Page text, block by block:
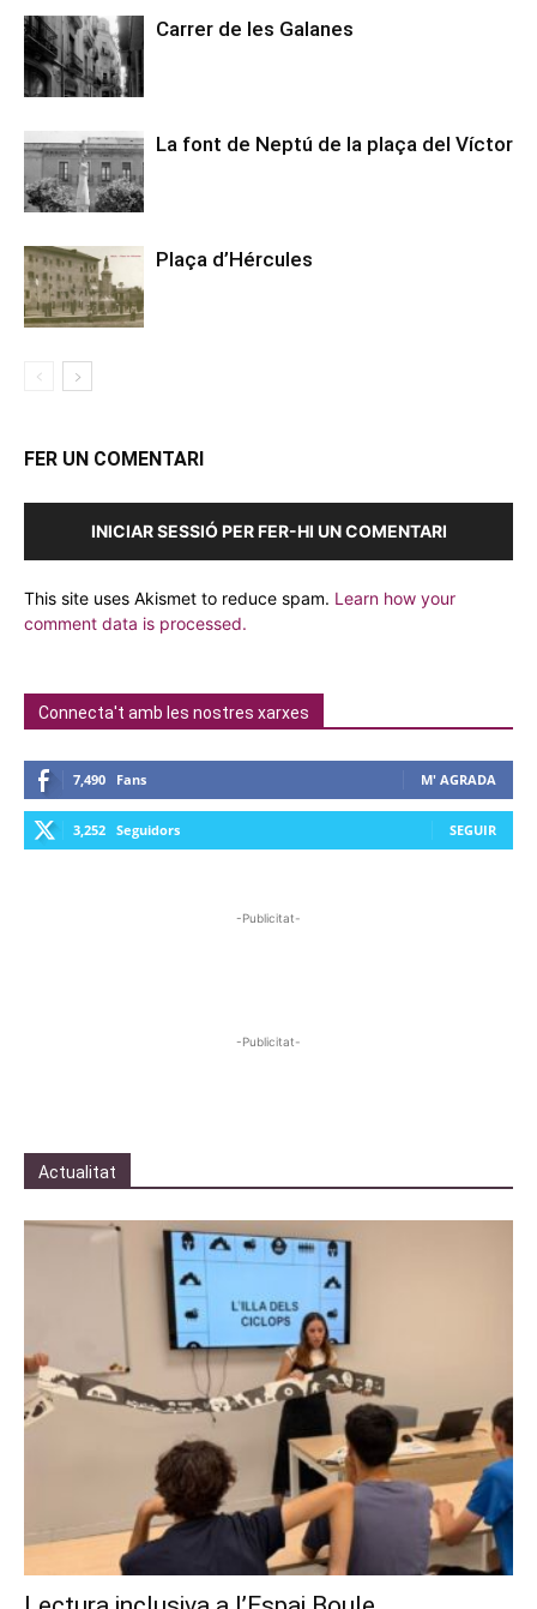
Carrer de les Galanes
La font de Neptú de la plaça del Víctor
Plaça d’Hércules
FER UN COMENTARI
INICIAR SESSIÓ PER FER-HI UN COMENTARI
This site uses Akismet to reduce spam. Learn how your
comment data is processed.
Connecta't amb les nostres xarxes
7,490 Fans M' AGRADA
3,252 Seguidors SEGUIR
-Publicitat-
-Publicitat-
Actualitat